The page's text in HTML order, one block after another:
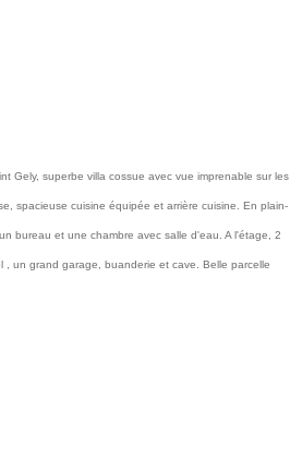
Gely, superbe villa cossue avec vue imprenable sur les
spacieuse cuisine équipée et arrière cuisine. En plain-
bureau et une chambre avec salle d'eau. A l'étage, 2
un grand garage, buanderie et cave. Belle parcelle